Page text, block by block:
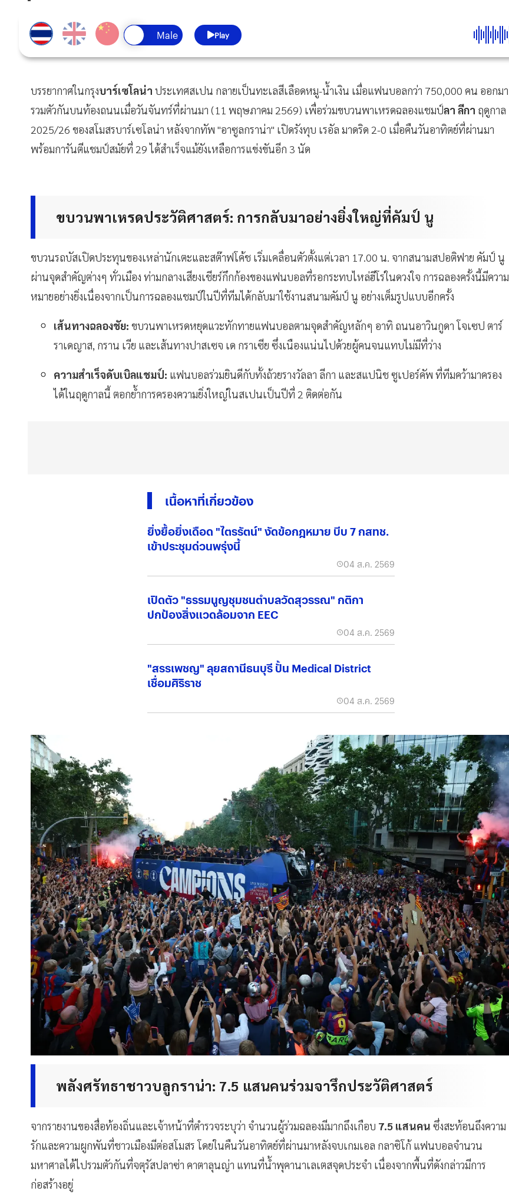
Play
บรรยากาศในกรุงบาร์เซโลน่า ประเทศสเปน กลายเป็นทะเลสีเลือดหมู-น้ำเงิน เมื่อแฟนบอลกว่า 750,000 คน ออกมา
รวมตัวกันบนท้องถนนเมื่อวันจันทร์ที่ผ่านมา (11 พฤษภาคม 2569) เพื่อร่วมขบวนพาเหรดฉลองแชมป์ลา ลีกา ฤดูกาล
2025/26 ของสโมสรบาร์เซโลน่า หลังจากทัพ "อาซูลกราน่า" เปิดรังทุบ เรอัล มาดริด 2-0 เมื่อคืนวันอาทิตย์ที่ผ่านมา
พร้อมการันตีแชมป์สมัยที่ 29 ได้สำเร็จแม้ยังเหลือการแข่งขันอีก 3 นัด
ขบวนพาเหรดประวัติศาสตร์: การกลับมาอย่างยิ่งใหญ่ที่คัมป์ นู
ขบวนรถบัสเปิดประทุนของเหล่านักเตะและสต๊าฟโค้ช เริ่มเคลื่อนตัวตั้งแต่เวลา 17.00 น. จากสนามสปอติฟาย คัมป์ นู
ผ่านจุดสำคัญต่างๆ ทั่วเมือง ท่ามกลางเสียงเชียร์กึกก้องของแฟนบอลที่รอกระทบไหล่ฮีโร่ในดวงใจ การฉลองครั้งนี้มีความ
หมายอย่างยิ่งเนื่องจากเป็นการฉลองแชมป์ในปีที่ทีมได้กลับมาใช้งานสนามคัมป์ นู อย่างเต็มรูปแบบอีกครั้ง
เส้นทางฉลองชัย: ขบวนพาเหรดหยุดแวะทักทายแฟนบอลตามจุดสำคัญหลักๆ อาทิ ถนนอาวินกูดา โจเซป ตาร์
ราเดญาส, กราน เวีย และเส้นทางปาสเซจ เด กราเซีย ซึ่งเนืองแน่นไปด้วยผู้คนจนแทบไม่มีที่ว่าง
ความสำเร็จดับเบิลแชมป์: แฟนบอลร่วมยินดีกับทั้งถ้วยรางวัลลา ลีกา และสแปนิช ซูเปอร์คัพ ที่ทีมคว้ามาครอง
ได้ในฤดูกาลนี้ ตอกย้ำการครองความยิ่งใหญ่ในสเปนเป็นปีที่ 2 ติดต่อกัน
เนื้อหาที่เกี่ยวข้อง
ยิ่งยื้อยิ่งเดือด "ไตรรัตน์" งัดข้อกฎหมาย บีบ 7 กสทช.
เข้าประชุมด่วนพรุ่งนี้
04 ส.ค. 2569
เปิดตัว "ธรรมนูญชุมชนตำบลวัดสุวรรณ" กติกา
ปกป้องสิ่งแวดล้อมจาก EEC
04 ส.ค. 2569
"สรรเพชญ" ลุยสถานีธนบุรี ปั้น Medical District
เชื่อมศิริราช
04 ส.ค. 2569
พลังศรัทธาชาวบลูกราน่า: 7.5 แสนคนร่วมจารึกประวัติศาสตร์
จากรายงานของสื่อท้องถิ่นและเจ้าหน้าที่ตำรวจระบุว่า จำนวนผู้ร่วมฉลองมีมากถึงเกือบ 7.5 แสนคน ซึ่งสะท้อนถึงความ
รักและความผูกพันที่ชาวเมืองมีต่อสโมสร โดยในคืนวันอาทิตย์ที่ผ่านมาหลังจบเกมเอล กลาซิโก้ แฟนบอลจำนวน
มหาศาลได้ไปรวมตัวกันที่จตุรัสปลาซ่า คาตาลุนญ่า แทนที่น้ำพุคานาเลเตสจุดประจำ เนื่องจากพื้นที่ดังกล่าวมีการ
ก่อสร้างอยู่